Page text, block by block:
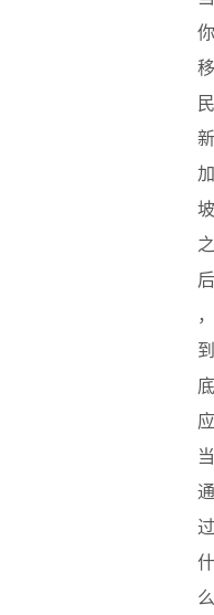
你
移
民
新
加
坡
之
后
，
到
底
应
当
通
过
什
么